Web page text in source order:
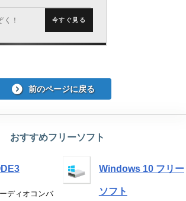
！ 今すぐ見る
前のページに戻る
おすすめフリーソフト
ディオコンバ
Windows 10 フリー
ソフト